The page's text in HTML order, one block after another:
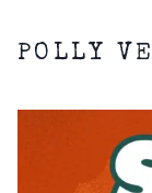
springen
POLLY